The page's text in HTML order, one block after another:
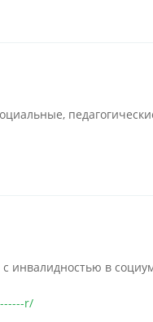
инвалидностью в
r/